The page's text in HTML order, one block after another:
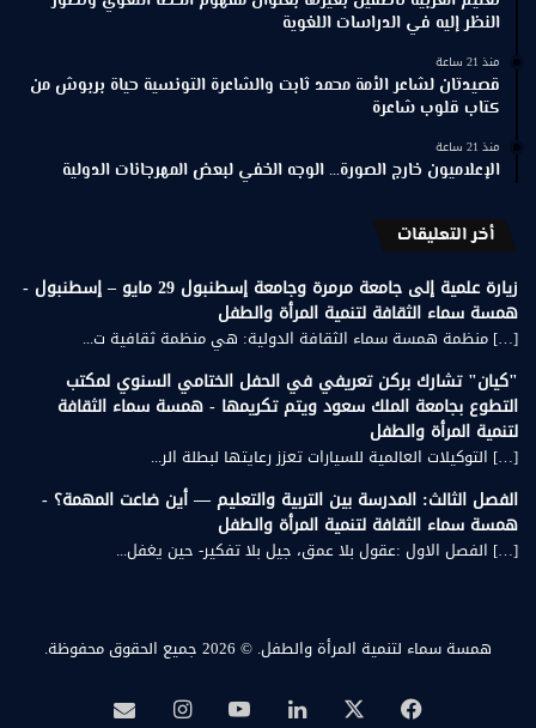
النظر إليه في الدراسات اللغوية
منذ 21 ساعة
قصيدتان لشاعر الأمة محمد ثابت والشاعرة التونسية حياة بربوش من
كتاب قلوب شاعرة
منذ 21 ساعة
الإعلاميون خارج الصورة… الوجه الخفي لبعض المهرجانات الدولية
أخر التعليقات
زيارة علمية إلى جامعة مرمرة وجامعة إسطنبول 29 مايو – إسطنبول -
همسة سماء الثقافة لتنمية المرأة والطفل
[…] منظمة همسة سماء الثقافة الدولية: هي منظمة ثقافية ت...
"كيان" تشارك بركن تعريفي في الحفل الختامي السنوي لمكتب
التطوع بجامعة الملك سعود ويتم تكريمها - همسة سماء الثقافة
لتنمية المرأة والطفل
[…] التوكيلات العالمية للسيارات تعزز رعايتها لبطلة الر...
الفصل الثالث: المدرسة بين التربية والتعليم — أين ضاعت المهمة؟ -
همسة سماء الثقافة لتنمية المرأة والطفل
[…] الفصل الاول :عقول بلا عمق، جيل بلا تفكير- حين يغفل...
همسة سماء لتنمية المرأة والطفل. © 2026 جميع الحقوق محفوظة.
فيسبوك لينكدإن‫YouTubeانستقرامبريد